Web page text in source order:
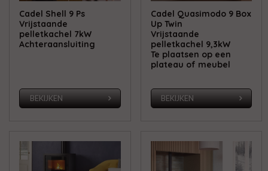
Cadel Shell 9 Ps
Vrijstaande
pelletkachel 7kW
Achteraansluiting
BEKIJKEN
Cadel Quasimodo 9 Box
Up Twin
Vrijstaande
pelletkachel 9,3kW
Te plaatsen op een
plateau of meubel
BEKIJKEN